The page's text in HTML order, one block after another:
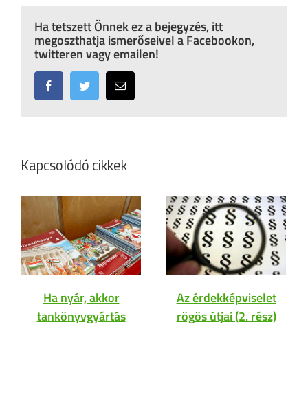
Ha tetszett Önnek ez a bejegyzés, itt
megoszthatja ismerőseivel a Facebookon,
twitteren vagy emailen!
FacebookTwitter Email:
Kapcsolódó cikkek
Ha nyár, akkor
tankönyvgyártás
Az érdekképviselet
rögös útjai (2. rész)